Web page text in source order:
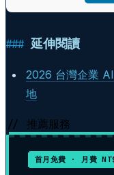
延伸閱讀
2026 台灣企業
地
// 推薦服務
首月免費 · 月費